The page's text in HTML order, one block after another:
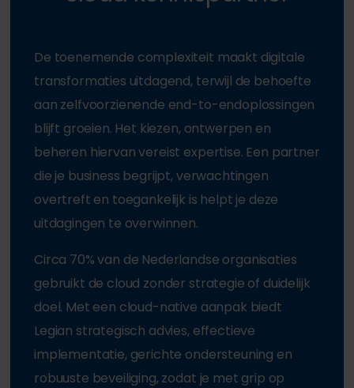
De toenemende complexiteit maakt digitale
transformaties uitdagend, terwijl de behoefte
aan zelfvoorzienende end-to-endoplossingen
blijft groeien. Het kiezen, ontwerpen en
beheren hiervan vereist expertise. Een partner
die je business begrijpt, verwachtingen
overtreft en toegankelijk is helpt je deze
uitdagingen te overwinnen.
Circa 70% van de Nederlandse organisaties
gebruikt de cloud zonder strategie of duidelijk
doel. Met een cloud-native aanpak biedt
Legian strategisch advies, effectieve
implementatie, gerichte ondersteuning en
robuuste beveiliging, zodat je met grip op